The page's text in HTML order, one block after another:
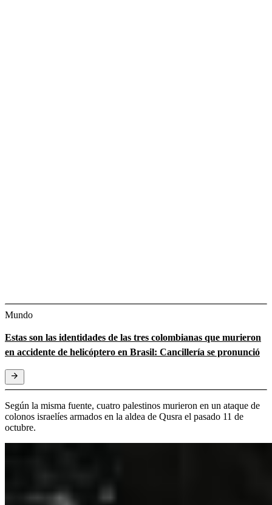
Mundo
Estas son las identidades de las tres colombianas que murieron
en accidente de helicóptero en Brasil: Cancillería se pronunció
Según la misma fuente, cuatro palestinos murieron en un ataque de
colonos israelíes armados en la aldea de Qusra el pasado 11 de
octubre.